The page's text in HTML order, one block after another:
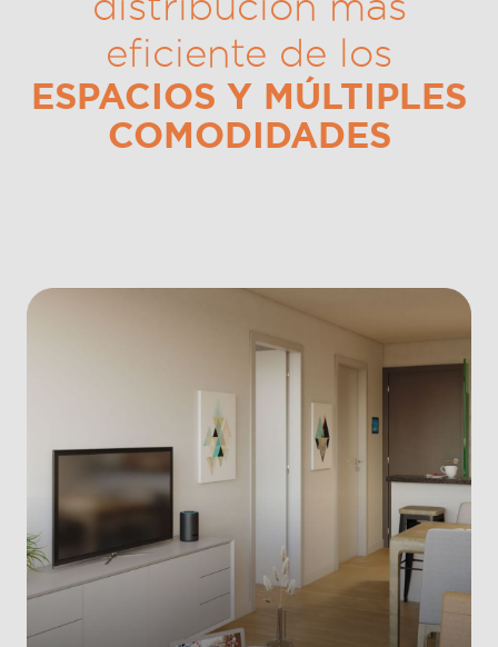
eficiente de los
ESPACIOS Y MÚLTIPLES
COMODIDADES